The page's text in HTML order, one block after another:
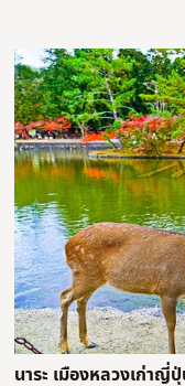
นาระ เมืองหลวงเก่าญี่